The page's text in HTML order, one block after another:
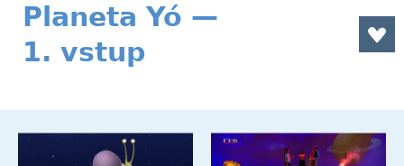
Planeta Yó —
1. vstup